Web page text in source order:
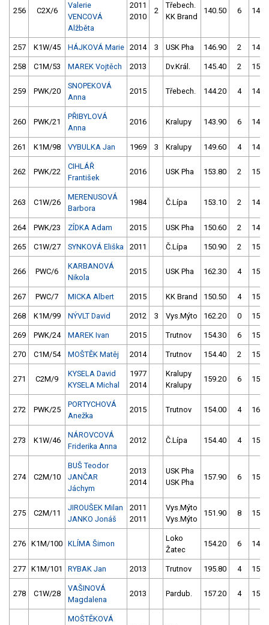
256 C2X/6
Valerie
VENCOVÁ
Alžběta
2011
2010
2
Třebech.
KK Brand
140.50 6
257 K1W/45 HÁJKOVÁ Marie 2014 3 USK Pha 146.90 2
258 C1M/53 MAREK Vojtěch 2013 Dv.Král. 145.40 2
259 PWK/20
SNOPEKOVÁ
Anna
2015 Třebech. 144.20 4
260 PWK/21
PŘIBYLOVÁ
Anna
2016 Kralupy 143.90 6
261 K1M/98 VYBULKA Jan 1969 3 Kralupy 149.60 4
262 PWK/22
CIHLÁŘ
František
2016 USK Pha 153.80 2
263 C1W/26
MERENUSOVÁ
Barbora
1984 Č.Lípa 153.10 2
264 PWK/23 ZÍDKA Adam 2015 USK Pha 150.60 2
265 C1W/27 SYNKOVÁ Eliška 2011 Č.Lípa 150.90 2
266 PWC/6
KARBANOVÁ
Nikola
2015 USK Pha 162.30 4
267 PWC/7 MICKA Albert 2015 KK Brand 150.50 4
268 K1M/99 NÝVLT David 2012 3 Vys.Mýto 162.20 0
269 PWK/24 MAREK Ivan 2015 Trutnov 154.30 6
270 C1M/54 MOŠTĚK Matěj 2014 Trutnov 154.40 2
271 C2M/9
KYSELA David
KYSELA Michal
1977
2014
Kralupy
Kralupy
159.20 6
272 PWK/25
PORTYCHOVÁ
Anežka
2015 Trutnov 154.00 4
273 K1W/46
NÁROVCOVÁ
Friderika Anna
2012 Č.Lípa 154.40 4
274 C2M/10
BUŠ Teodor
JANČAR
Jáchym
2013
2014
USK Pha
USK Pha
157.90 6
275 C2M/11
JIROUŠEK Milan
JANKO Jonáš
2011
2011
Vys.Mýto
Vys.Mýto
151.90 8
276 K1M/100 KLÍMA Šimon
Loko
Žatec
154.20 6
277 K1M/101 RYBAK Jan 2013 Trutnov 195.80 4
278 C1W/28
VAŠINOVÁ
Magdalena
2013 Pardub. 157.20 4
MOŠTĚKOVÁ